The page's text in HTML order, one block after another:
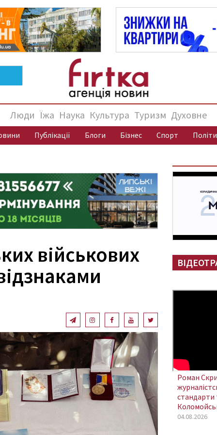
Люди Їжа Наука Культура Туризм Духовне
Публікації Блоги Бізнес Спорт
військових
Роман
стандарти
04.08.2026